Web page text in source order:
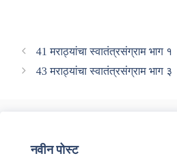
41 मराठ्यांचा स्वातंत्रसंग्राम भाग १
43 मराठ्यांचा स्वातंत्रसंग्राम भाग ३
नवीन पोस्ट